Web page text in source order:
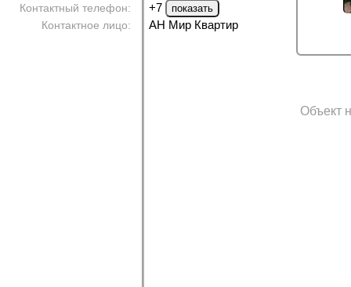
Контактный телефон: +7
Контактное лицо: АН Мир Квартир
Объект